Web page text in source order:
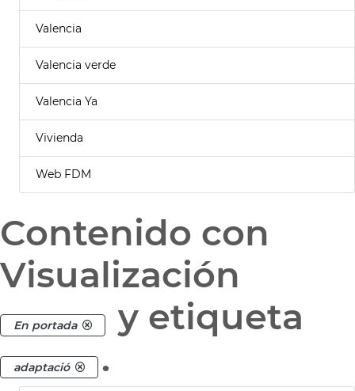
Valencia
Valencia verde
Valencia Ya
Vivienda
Web FDM
Contenido con
Visualización
En portada y etiqueta
adaptació .